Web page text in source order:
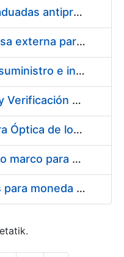
Suministro de gafas graduadas antiproyecciones para los trabajadores de la FNMT-RCM en los centros de trabajo de Madrid y Burgos
Servicios de una empresa externa para el asesoramiento y resolución de los recursos de alzada que se presentan relacionados con procesos de selección para la FNMT-RCM
Acuerdo marco para el suministro e instalación de persianas, estores y otros complementos
Servicio de Calibración y Verificación Externa de los Equipos de Medición del Servicio de Prevención de la FNMT-RCM
Conexión mediante Fibra Óptica de los Centros de Proceso de Datos (CPDs) de las sedes de la FNMT-RCM de Burgos y Madrid
Contratación de acuerdo marco para el Suministro de Material de Electricidad para la Fábrica Nacional de Moneda y Timbre-Real Casa de la Moneda en su centro de trabajo de Burgos
Suministro de estuches para moneda de 30 €